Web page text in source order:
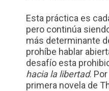
Esta práctica es
pero continúa
más determinante
prohíbe hablar
desafío esta
hacia la libertad.
primera novela de